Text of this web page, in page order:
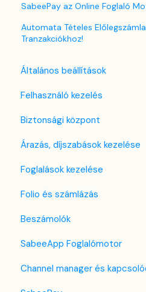
SabeePay az Online Foglaló
Automata Tételes
Tranzakciókhoz!
Általános beállítások
Nyelv beállítások
Cég / Szálláshely beállítások
Adó beállítások
Szabályzatok beállítása
Szobák beállításai
Partnerek
Szolgáltatások
Email sablonok beállítása
Felhasználó kezelés
Biztonsági központ
Kulcsfájl kezelés
Két-faktoros autentikáció
Bejelentkezés a SabeeApp
Árazás, díjszabások kezelése
Díjszabás beállítások
Árttípusok Engedélyezése
CTA / CTD
Kuponok
Foglalások kezelése
Kezdőlap
Naptárnézet
Foglalási adatlap
Bank kártya terhelése
Folio és számlázás
Folio kezelése
Számlákkal kapcsolatos
Több pénznem kezelése
Beszámolók
Front Office Beszámolók
Foglalások & Bevétel
SabeeApp Foglalómotor
Foglalómotor (4.0)
Channel manager és